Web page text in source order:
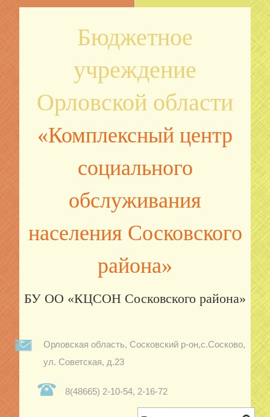
Бюджетное
учреждение
Орловской области
«Комплексный центр
социального
обслуживания
населения Сосковского
района»
Орловская область, Сосковский р-он,с.Сосково,
ул. Советская, д.23
8(48665) 2-10-54, 2-16-72